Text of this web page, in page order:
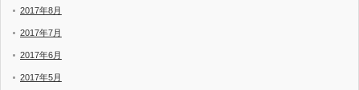
2017年8月
2017年7月
2017年6月
2017年5月